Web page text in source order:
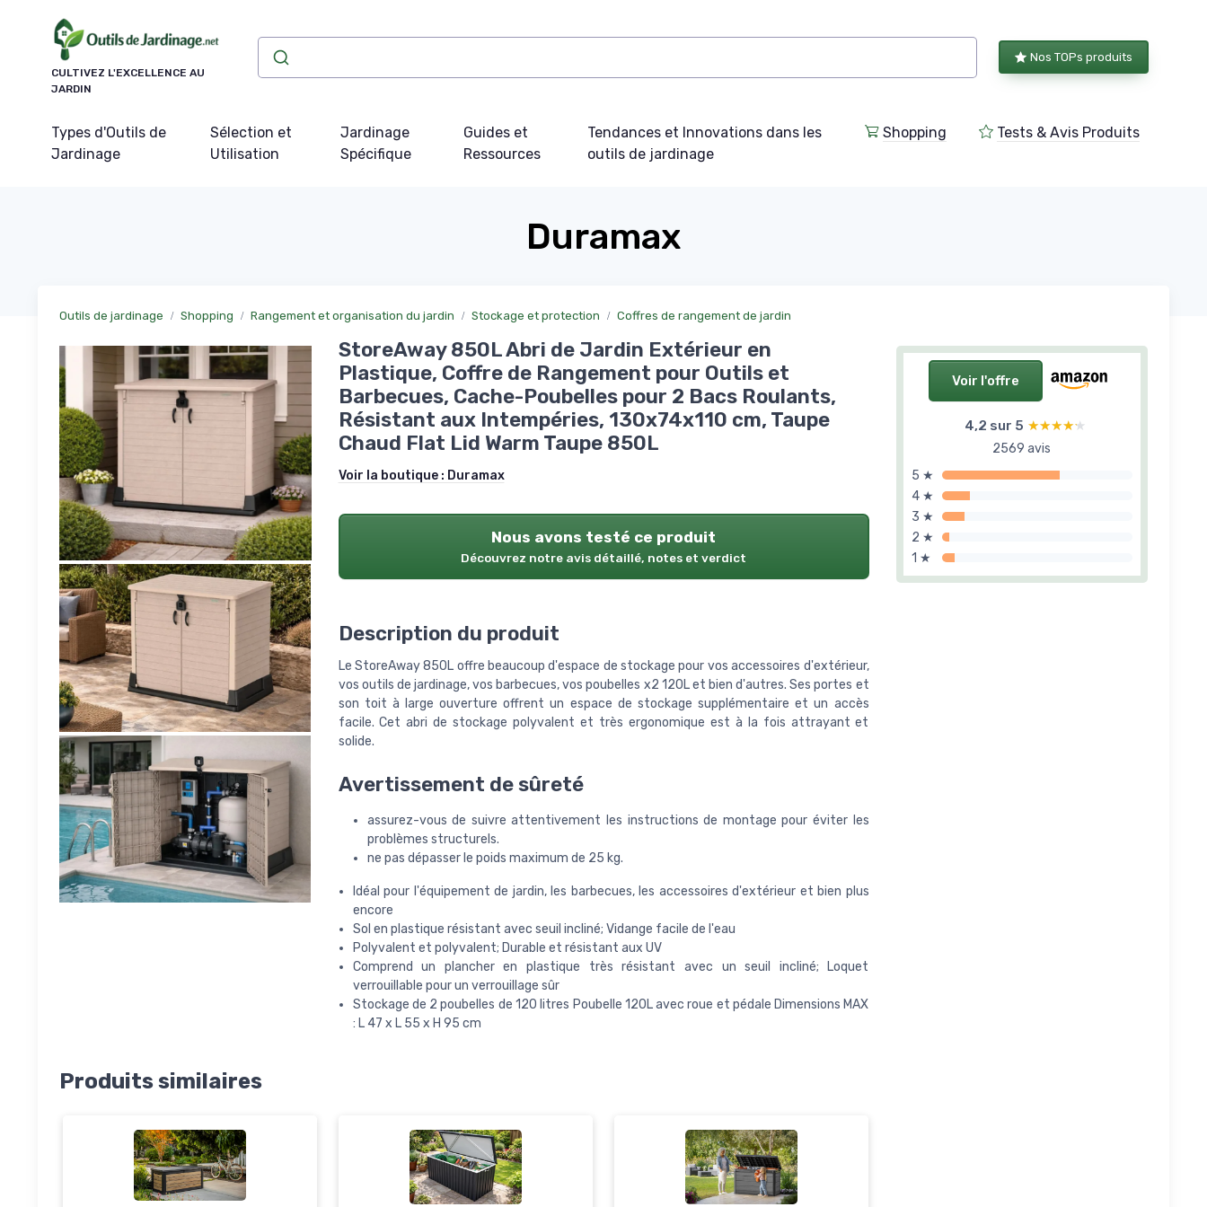
CULTIVEZ L'EXCELLENCE AU
JARDIN
Nos TOPs produits
Types d'Outils de
Jardinage
Sélection et
Utilisation
Jardinage
Spécifique
Guides et
Ressources
Tendances et Innovations dans les
outils de jardinage
Shopping Tests & Avis Produits
Duramax
Outils de jardinage Shopping Rangement et organisation du jardin Stockage et protection Coffres de rangement de jardin
Voir l'offre
4,2 sur 5 ★★★★★
★★★★★
2569 avis
5 ★
4 ★
3 ★
2 ★
1 ★
StoreAway 850L Abri de Jardin Extérieur en
Plastique, Coffre de Rangement pour Outils et
Barbecues, Cache-Poubelles pour 2 Bacs Roulants,
Résistant aux Intempéries, 130x74x110 cm, Taupe
Chaud Flat Lid Warm Taupe 850L
Voir la boutique : Duramax
Nous avons testé ce produit
Découvrez notre avis détaillé, notes et verdict
Description du produit
Le StoreAway 850L offre beaucoup d'espace de stockage pour vos accessoires d'extérieur,
vos outils de jardinage, vos barbecues, vos poubelles x2 120L et bien d'autres. Ses portes et
son toit à large ouverture offrent un espace de stockage supplémentaire et un accès
facile. Cet abri de stockage polyvalent et très ergonomique est à la fois attrayant et
solide.
Avertissement de sûreté
assurez-vous de suivre attentivement les instructions de montage pour éviter les
problèmes structurels.
ne pas dépasser le poids maximum de 25 kg.
Idéal pour l'équipement de jardin, les barbecues, les accessoires d'extérieur et bien plus
encore
Sol en plastique résistant avec seuil incliné; Vidange facile de l'eau
Polyvalent et polyvalent; Durable et résistant aux UV
Comprend un plancher en plastique très résistant avec un seuil incliné; Loquet
verrouillable pour un verrouillage sûr
Stockage de 2 poubelles de 120 litres Poubelle 120L avec roue et pédale Dimensions MAX
: L 47 x L 55 x H 95 cm
Produits similaires